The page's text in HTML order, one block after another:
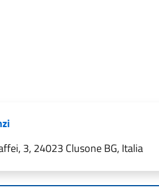
3, 24023 Clusone BG, Italia